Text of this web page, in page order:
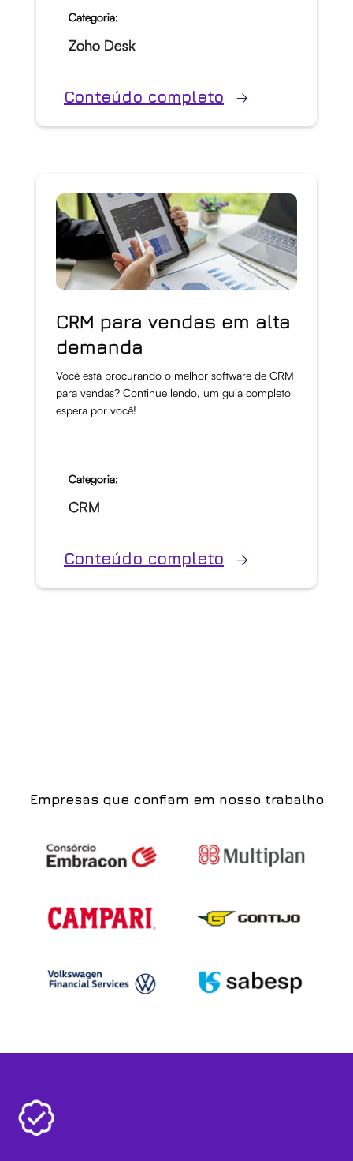
Categoria:
Zoho Desk
Conteúdo completo
CRM para vendas em alta
demanda
Você está procurando o melhor software de CRM
para vendas? Continue lendo, um guia completo
espera por você!
Categoria:
CRM
Conteúdo completo
Empresas que confiam em nosso trabalho